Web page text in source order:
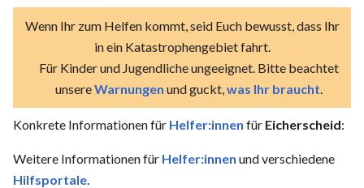
Wenn Ihr zum Helfen kommt, seid Euch bewusst, dass Ihr
in ein Katastrophengebiet fahrt.
Für Kinder und Jugendliche ungeeignet. Bitte beachtet
unsereWarnungen und guckt, was Ihr braucht
Konkrete Informationen für Helfer:innen für Eicherscheid:
Weitere Informationen für Helfer:innen und verschiedene
Hilfsportale